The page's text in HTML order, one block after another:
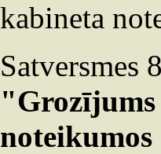
kabineta
Satversmes
"Grozījums